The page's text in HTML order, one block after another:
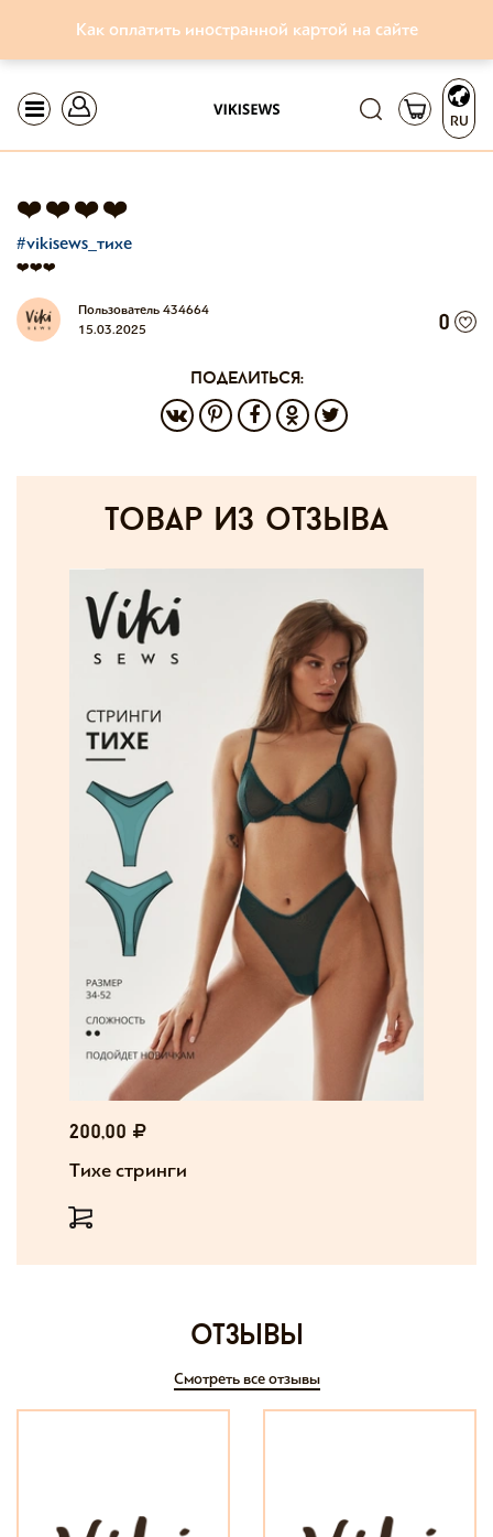
Как оплатить иностранной картой на сайте
RU
❤️❤️❤️❤️
#vikisews_тихе
❤️❤️❤️
Пользователь 434664
15.03.2025
0
поделиться:
товар из отзыва
200,00
Тихе стринги
отзывы
Смотреть все отзывы